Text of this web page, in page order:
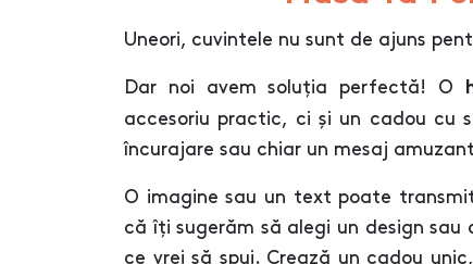
Uneori, cuvintele nu sunt de ajuns
Dar noi avem soluția perfectă! O
accesoriu practic, ci și un cadou cu
încurajare sau chiar un mesaj
O imagine sau un text poate
că îți sugerăm să alegi un design
ce vrei să spui. Crează un cadou